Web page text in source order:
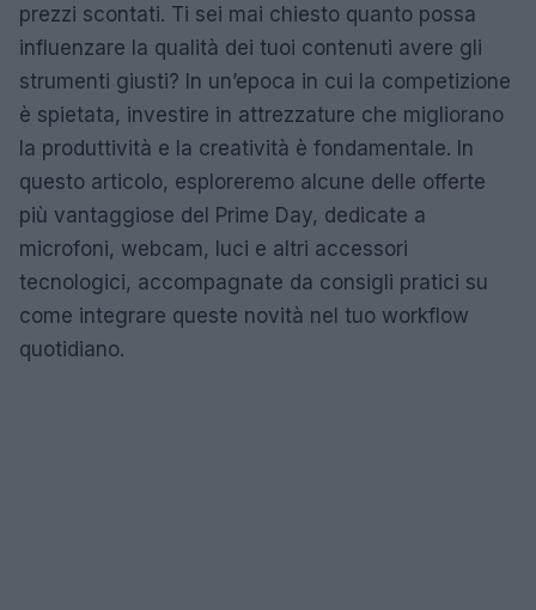
prezzi scontati. Ti sei mai chiesto quanto possa
influenzare la qualità dei tuoi contenuti avere gli
strumenti giusti? In un’epoca in cui la competizione
è spietata, investire in attrezzature che migliorano
la produttività e la creatività è fondamentale. In
questo articolo, esploreremo alcune delle offerte
più vantaggiose del Prime Day, dedicate a
microfoni, webcam, luci e altri accessori
tecnologici, accompagnate da consigli pratici su
come integrare queste novità nel tuo workflow
quotidiano.